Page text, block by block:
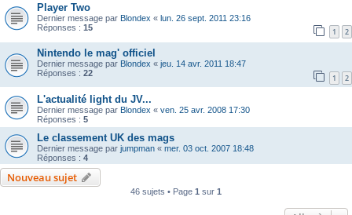
Player Two
Dernier message par Blondex « lun. 26 sept. 2011 23:16
Réponses : 15 1 2
Nintendo le mag' officiel
Dernier message par Blondex « jeu. 14 avr. 2011 18:47
Réponses : 22 1 2
L'actualité light du JV...
Dernier message par Blondex « ven. 25 avr. 2008 17:30
Réponses : 5
Le classement UK des mags
Dernier message par jumpman « mer. 03 oct. 2007 18:48
Réponses : 4
Nouveau sujet
46 sujets • Page 1 sur 1